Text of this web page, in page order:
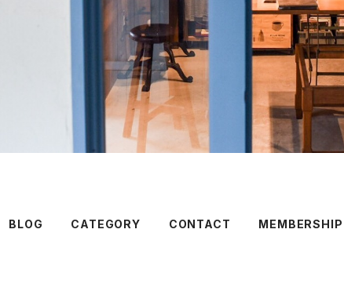
BLOG CATEGORY CONTACT MEMBERSHIP